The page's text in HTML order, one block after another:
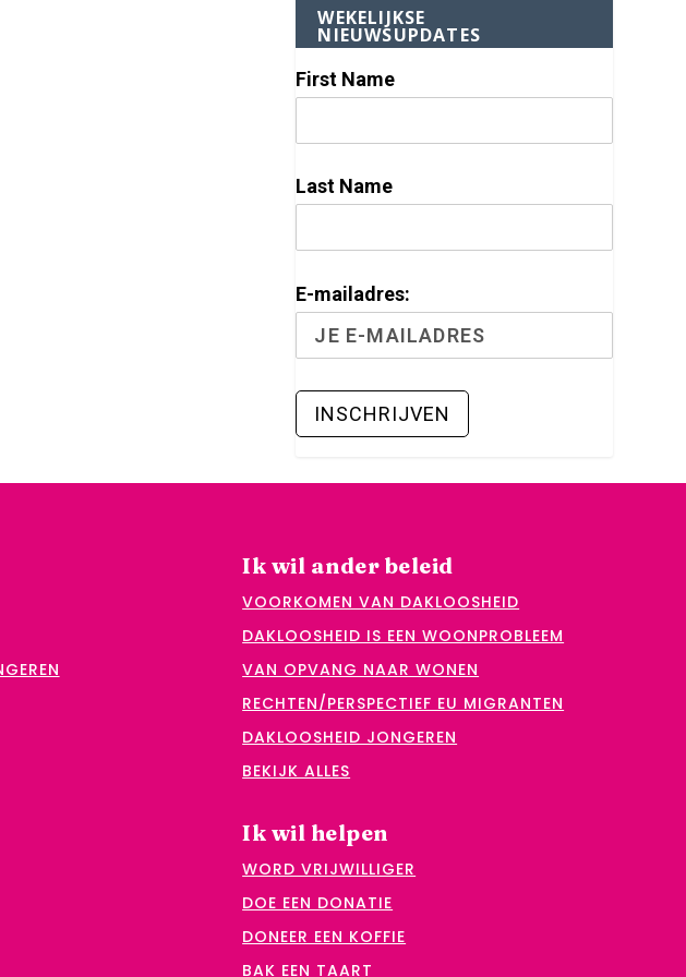
WEKELIJKSE
NIEUWSUPDATES
First Name
Last Name
E-mailadres:
Ik wil ander beleid
VOORKOMEN VAN DAKLOOSHEID
DAKLOOSHEID IS EEN WOONPROBLEEM
VAN OPVANG NAAR WONEN
RECHTEN/PERSPECTIEF EU MIGRANTEN
DAKLOOSHEID JONGEREN
BEKIJK ALLES
Ik wil helpen
WORD VRIJWILLIGER
DOE EEN DONATIE
DONEER EEN KOFFIE
BAK EEN TAART